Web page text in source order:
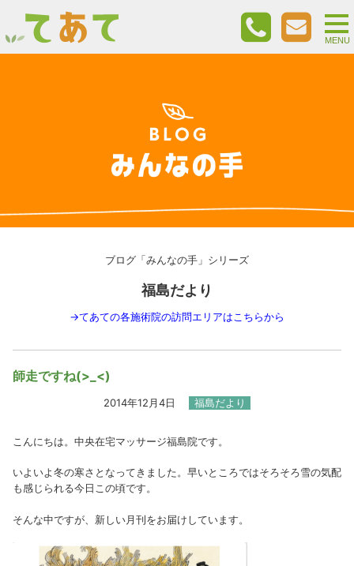
ブログ「みんなの手」シリーズ
福島だより
→てあての各施術院の訪問エリアはこちらから
師走ですね(>_<)
2014年12月4日 福島だより
こんにちは。中央在宅マッサージ福島院です。
いよいよ冬の寒さとなってきました。早いところではそろそろ雪の気配
も感じられる今日この頃です。
そんな中ですが、新しい月刊をお届けしています。
MENU